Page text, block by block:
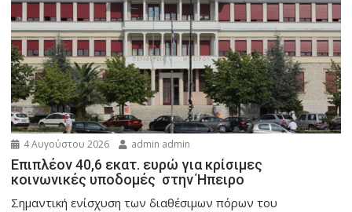
4 Αυγούστου 2026 admin admin
Επιπλέον 40,6 εκατ. ευρώ για κρίσιμες
κοινωνικές υποδομές στην Ήπειρο
Σημαντική ενίσχυση των διαθέσιμων πόρων του